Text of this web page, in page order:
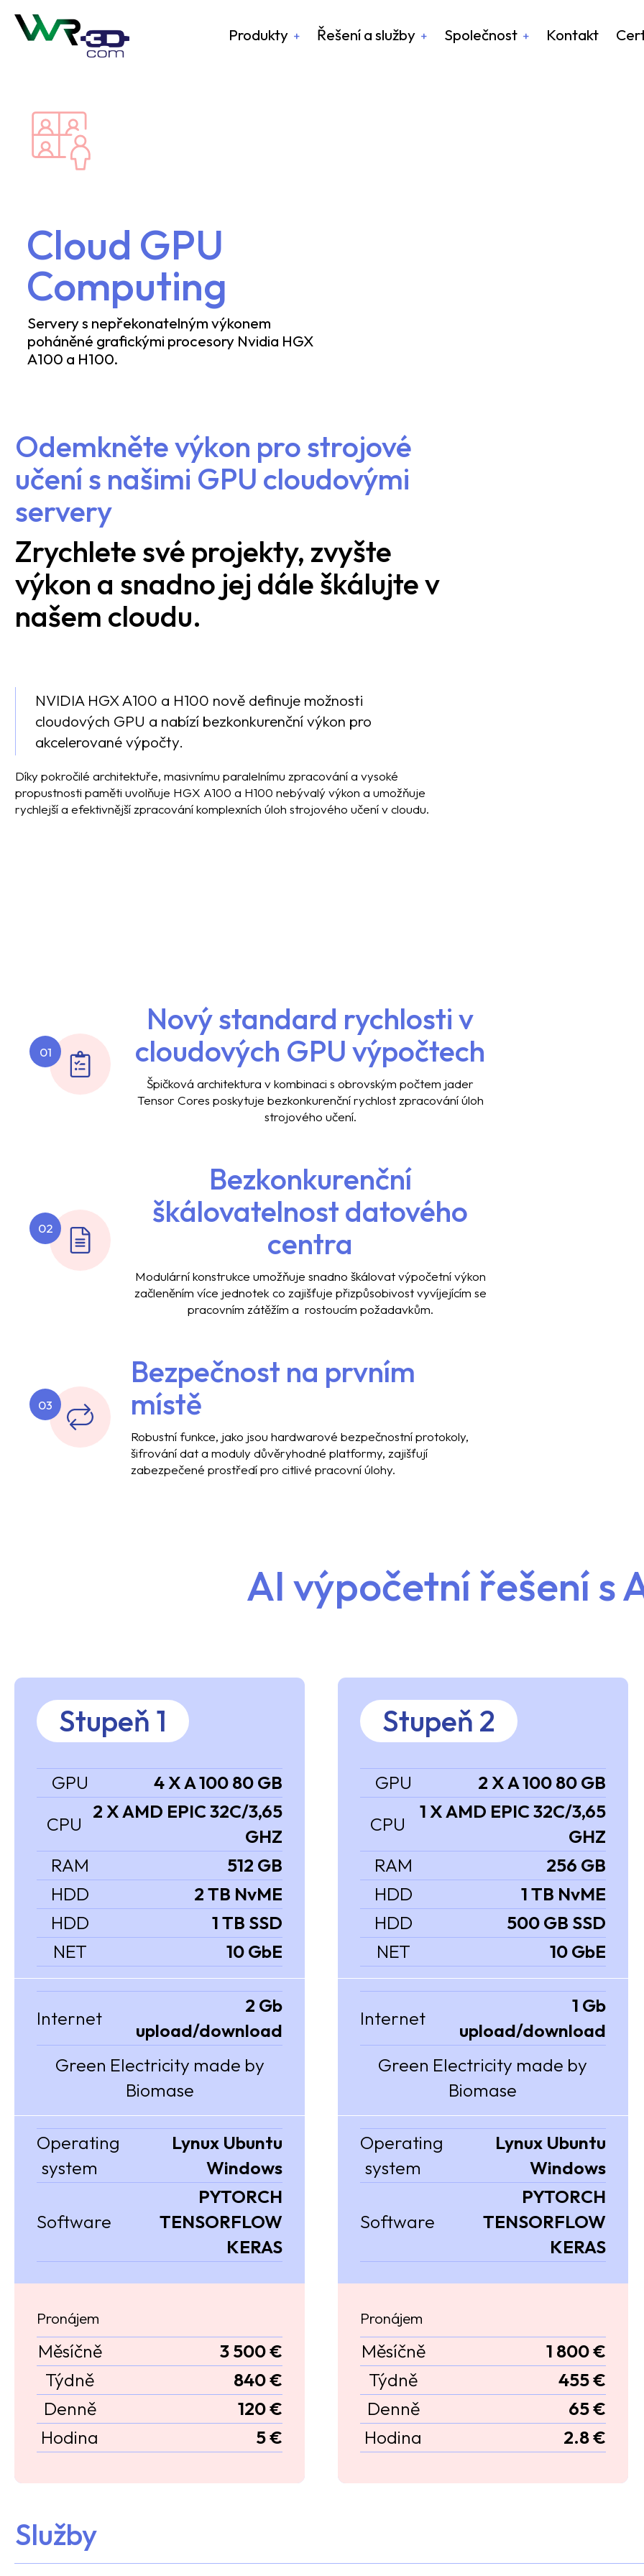
Produkty Řešení a služby Společnost Kontakt
Cloud GPU
Computing
Servery s nepřekonatelným výkonem
poháněné grafickými procesory Nvidia HGX
A100 a H100.
Odemkněte výkon pro strojové
učení s našimi GPU cloudovými
servery
Zrychlete své projekty, zvyšte
výkon a snadno jej dále škálujte v
našem cloudu.
NVIDIA HGX A100 a H100 nově definuje možnosti
cloudových GPU a nabízí bezkonkurenční výkon pro
akcelerované výpočty.
Díky pokročilé architektuře, masivnímu paralelnímu zpracování a vysoké
propustnosti paměti uvolňuje HGX A100 a H100 nebývalý výkon a umožňuje
rychlejší a efektivnější zpracování komplexních úloh strojového učení v cloudu.
01
Nový standard rychlosti v
cloudových GPU výpočtech
Špičková architektura v kombinaci s obrovským počtem jader
Tensor Cores poskytuje bezkonkurenční rychlost zpracování úloh
strojového učení.
02
Bezkonkurenční
škálovatelnost datového
centra
Modulární konstrukce umožňuje snadno škálovat výpočetní výkon
začleněním více jednotek co zajišťuje přizpůsobivost vyvíjejícím se
pracovním zátěžím a rostoucím požadavkům.
03
Bezpečnost na prvním
místě
Robustní funkce, jako jsou hardwarové bezpečnostní protokoly,
šifrování dat a moduly důvěryhodné platformy, zajišťují
zabezpečené prostředí pro citlivé pracovní úlohy.
AI výpočetní řešení s
Stupeň 1
GPU
4 X A 100 80 GB
CPU
2 X AMD EPIC 32C/3,65
GHZ
RAM
512 GB
HDD
2 TB NvME
HDD
1 TB SSD
NET
10 GbE
Internet
2 Gb
upload/download
Green Electricity made by
Biomase
Operating
system
Lynux Ubuntu
Windows
Software
PYTORCH
TENSORFLOW
KERAS
Pronájem
Měsíčně
3 500 €
Týdně
840 €
Denně
120 €
Hodina
5 €
Stupeň 2
GPU
2 X A 100 80 GB
CPU
1 X AMD EPIC 32C/3,65
GHZ
RAM
256 GB
HDD
1 TB NvME
HDD
500 GB SSD
NET
10 GbE
Internet
1 Gb
upload/download
Green Electricity made by
Biomase
Operating
system
Lynux Ubuntu
Windows
Software
PYTORCH
TENSORFLOW
KERAS
Pronájem
Měsíčně
1 800 €
Týdně
455 €
Denně
65 €
Hodina
2.8 €
Služby